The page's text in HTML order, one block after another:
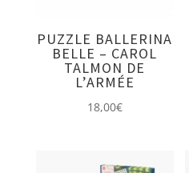
PUZZLE BALLERINA
BELLE – CAROL
TALMON DE
L’ARMÉE
18,00€